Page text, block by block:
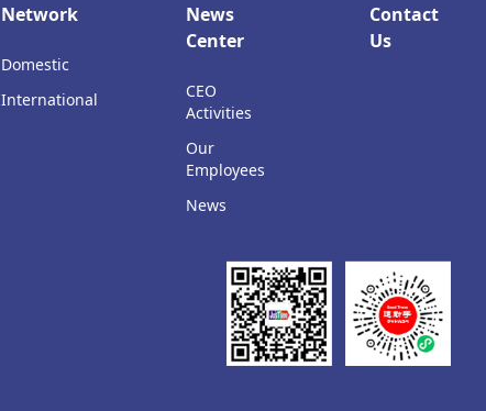
Network
Domestic
International
News
Center
CEO
Activities
Our
Employees
News
Contact
Us